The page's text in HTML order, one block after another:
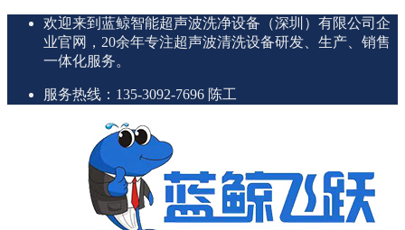
欢迎来到蓝鲸智能超声波洗净设备（深圳）有限公司企
业官网，20余年专注超声波清洗设备研发、生产、销售
一体化服务。
服务热线：135-3092-7696 陈工